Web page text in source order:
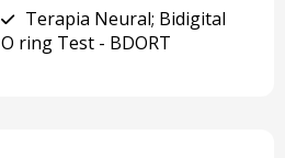
Terapia Neural; Bidigital
O ring Test - BDORT